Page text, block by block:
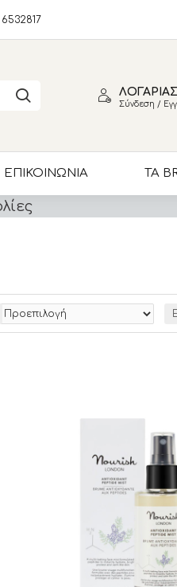
Σύνδεση /
ΕΠΙΚΟΙΝΩΝΙΑ ΤΑ